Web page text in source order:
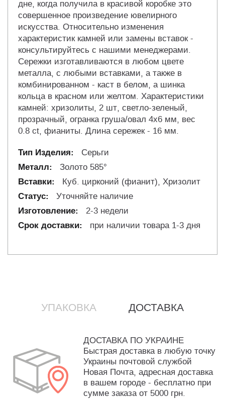
дне, когда получила в красивой коробке это
совершенное произведение ювелирного
искусства. Относительно изменения
характеристик камней или замены вставок -
консультируйтесь с нашими менеджерами.
Сережки изготавливаются в любом цвете
металла, с любыми вставками, а также в
комбинированном - каст в белом, а шинка
кольца в красном или желтом. Характеристики
камней: хризолиты, 2 шт, светло-зеленый,
прозрачный, огранка груша/овал 4х6 мм, вес
0.8 ct, фианиты. Длина сережек - 16 мм.
Серьги
Золото 585°
Куб. цирконий (фианит), Хризолит
Уточняйте наличие
2-3 недели
при наличии товара 1-3 дня
УПАКОВКА ДОСТАВКА
ДОСТАВКА ПО УКРАИНЕ
Быстрая доставка в любую точку
Украины почтовой службой
Новая Почта, адресная доставка
в вашем городе - бесплатно при
сумме заказа от 5000 грн.